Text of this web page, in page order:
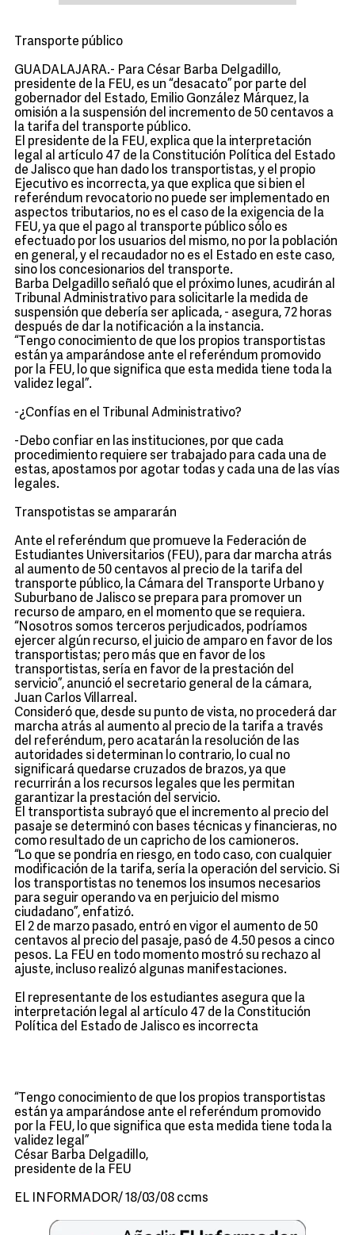
Transporte público
GUADALAJARA.- Para César Barba Delgadillo,
presidente de la FEU, es un “desacato” por parte del
gobernador del Estado, Emilio González Márquez, la
omisión a la suspensión del incremento de 50 centavos a
la tarifa del transporte público.
El presidente de la FEU, explica que la interpretación
legal al artículo 47 de la Constitución Política del Estado
de Jalisco que han dado los transportistas, y el propio
Ejecutivo es incorrecta, ya que explica que si bien el
referéndum revocatorio no puede ser implementado en
aspectos tributarios, no es el caso de la exigencia de la
FEU, ya que el pago al transporte público sólo es
efectuado por los usuarios del mismo, no por la población
en general, y el recaudador no es el Estado en este caso,
sino los concesionarios del transporte.
Barba Delgadillo señaló que el próximo lunes, acudirán al
Tribunal Administrativo para solicitarle la medida de
suspensión que debería ser aplicada, - asegura, 72 horas
después de dar la notificación a la instancia.
“Tengo conocimiento de que los propios transportistas
están ya amparándose ante el referéndum promovido
por la FEU, lo que significa que esta medida tiene toda la
validez legal”.
-¿Confías en el Tribunal Administrativo?
-Debo confiar en las instituciones, por que cada
procedimiento requiere ser trabajado para cada una de
estas, apostamos por agotar todas y cada una de las vías
legales.
Transpotistas se ampararán
Ante el referéndum que promueve la Federación de
Estudiantes Universitarios (FEU), para dar marcha atrás
al aumento de 50 centavos al precio de la tarifa del
transporte público, la Cámara del Transporte Urbano y
Suburbano de Jalisco se prepara para promover un
recurso de amparo, en el momento que se requiera.
“Nosotros somos terceros perjudicados, podríamos
ejercer algún recurso, el juicio de amparo en favor de los
transportistas; pero más que en favor de los
transportistas, sería en favor de la prestación del
servicio”, anunció el secretario general de la cámara,
Juan Carlos Villarreal.
Consideró que, desde su punto de vista, no procederá dar
marcha atrás al aumento al precio de la tarifa a través
del referéndum, pero acatarán la resolución de las
autoridades si determinan lo contrario, lo cual no
significará quedarse cruzados de brazos, ya que
recurrirán a los recursos legales que les permitan
garantizar la prestación del servicio.
El transportista subrayó que el incremento al precio del
pasaje se determinó con bases técnicas y financieras, no
como resultado de un capricho de los camioneros.
“Lo que se pondría en riesgo, en todo caso, con cualquier
modificación de la tarifa, sería la operación del servicio. Si
los transportistas no tenemos los insumos necesarios
para seguir operando va en perjuicio del mismo
ciudadano”, enfatizó.
El 2 de marzo pasado, entró en vigor el aumento de 50
centavos al precio del pasaje, pasó de 4.50 pesos a cinco
pesos. La FEU en todo momento mostró su rechazo al
ajuste, incluso realizó algunas manifestaciones.
El representante de los estudiantes asegura que la
interpretación legal al artículo 47 de la Constitución
Política del Estado de Jalisco es incorrecta
“Tengo conocimiento de que los propios transportistas
están ya amparándose ante el referéndum promovido
por la FEU, lo que significa que esta medida tiene toda la
validez legal”
César Barba Delgadillo,
presidente de la FEU
EL INFORMADOR/ 18/03/08 ccms